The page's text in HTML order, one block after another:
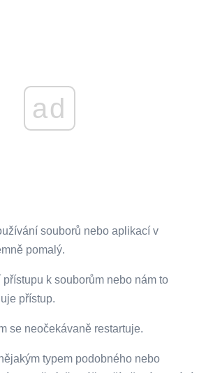
ad
souborů nebo aplikací v
pomalý.
k souborům nebo nám to
přístup.
se neočekávaně restartuje.
typem podobného nebo